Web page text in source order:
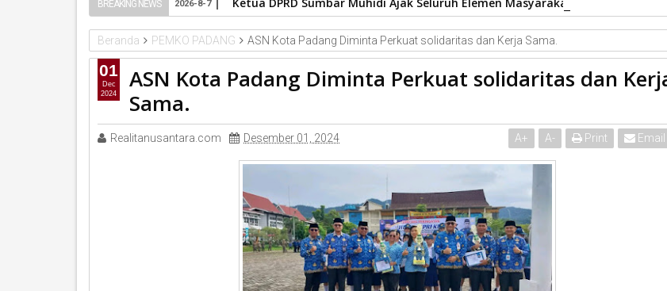
BREAKING NEWS 2026-8-7
Beranda PEMKO PADANG ASN Kota Padang Diminta Perkuat solidaritas dan Kerja Sama.
ASN Kota Padang Diminta Perkuat solidaritas dan
Sama.
Realitanusantara.com Desember 01, 2024 A+ A- Print Email
01
Dec
2024